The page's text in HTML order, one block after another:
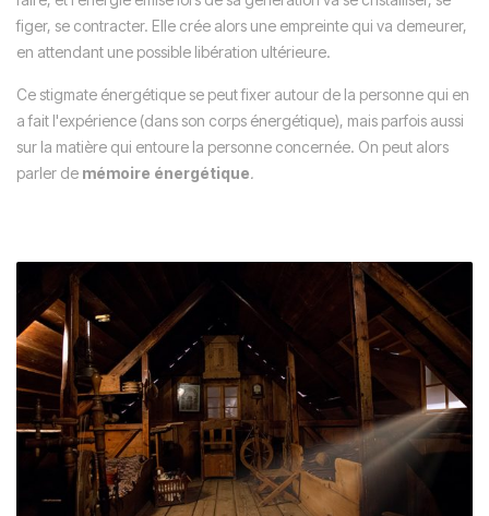
figer, se contracter. Elle crée alors une empreinte qui va demeurer,
en attendant une possible libération ultérieure.
Ce stigmate énergétique se peut fixer autour de la personne qui en
a fait l'expérience (dans son corps énergétique), mais parfois aussi
sur la matière qui entoure la personne concernée. On peut alors
parler de mémoire énergétique.